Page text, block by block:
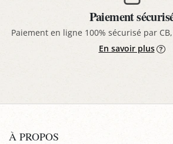
Paiement
Paiement en ligne 100% sécurisé par
En savoir plus
À PROPOS